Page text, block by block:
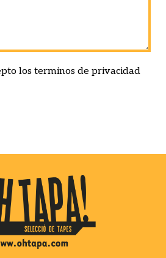
los terminos de privacidad